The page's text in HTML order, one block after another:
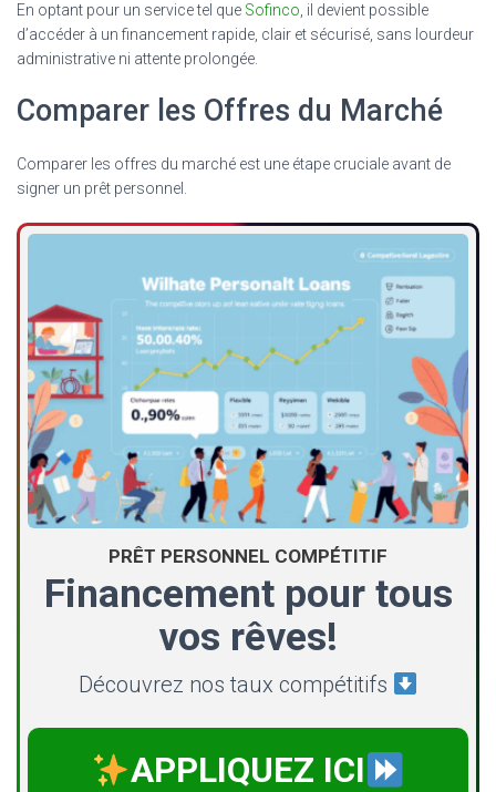
En optant pour un service tel que Sofinco, il devient possible
d’accéder à un financement rapide, clair et sécurisé, sans lourdeur
administrative ni attente prolongée.
Comparer les Offres du Marché
Comparer les offres du marché est une étape cruciale avant de
signer un prêt personnel.
PRÊT PERSONNEL COMPÉTITIF
Financement pour tous
vos rêves!
Découvrez nos taux compétitifs
APPLIQUEZ ICI